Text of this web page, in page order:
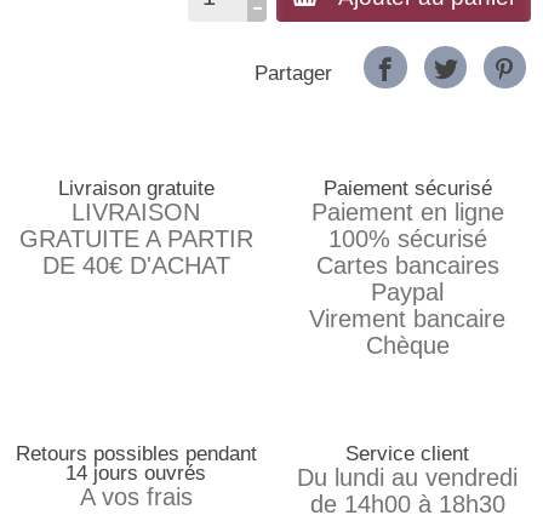
Partager
Livraison gratuite
LIVRAISON
GRATUITE A PARTIR
DE 40€ D'ACHAT
Paiement sécurisé
Paiement en ligne
100% sécurisé
Cartes bancaires
Paypal
Virement bancaire
Chèque
Retours possibles pendant
14 jours ouvrés
A vos frais
Service client
Du lundi au vendredi
de 14h00 à 18h30